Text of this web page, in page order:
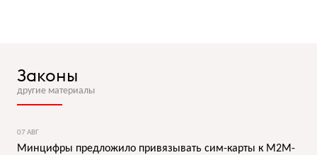
Законы
другие материалы
07 АВГ
Минцифры предложило привязывать сим-карты к M2M-